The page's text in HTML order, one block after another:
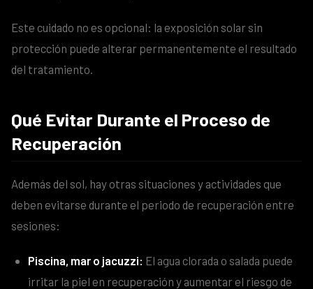
Este cuidado no es opcional: la exposición solar sin
protección puede alterar permanentemente el resultado
del tratamiento.
Qué Evitar Durante el Proceso de
Recuperación
Además del sol, hay otras situaciones y actividades que
deben evitarse durante el periodo de recuperación entre
sesiones:
Piscina, mar o jacuzzi: El agua clorada o salada puede
irritar la piel en recuperación y aumentar el riesgo de